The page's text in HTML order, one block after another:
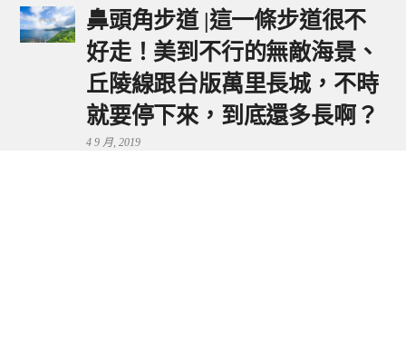
鼻頭角步道 |這一條步道很不
好走！美到不行的無敵海景、
丘陵線跟台版萬里長城，不時
就要停下來，到底還多長啊？
4 9 月, 2019